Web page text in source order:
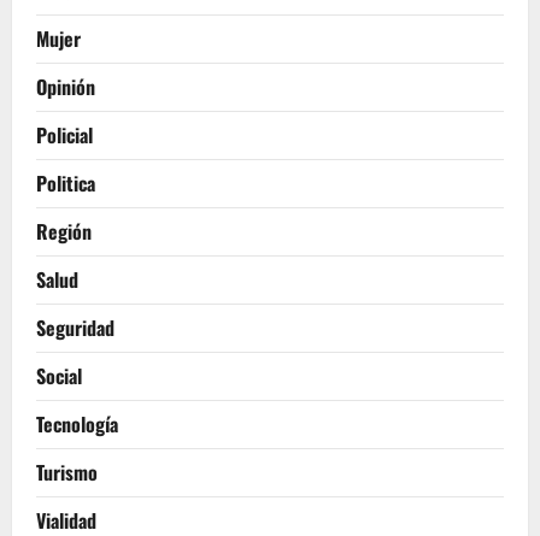
Mujer
Opinión
Policial
Politica
Región
Salud
Seguridad
Social
Tecnología
Turismo
Vialidad